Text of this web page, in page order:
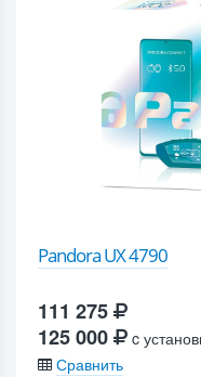
Pandora UX 4790
111 275
125 000
c
Сравнить